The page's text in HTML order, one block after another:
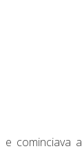
cominciava